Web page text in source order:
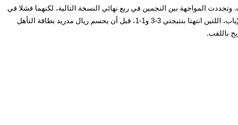
. وتجددت المواجهة بين النجمين في ربع نهائي النسخة التالية، لكنهما فشلا في
هز الشباك خلال مباراتي الذهاب والإياب، اللتين انتهتا بنتيجتي 3-3 و1-1، قبل أن يحسم ريال مدريد بطاقة التأهل
باللقب.